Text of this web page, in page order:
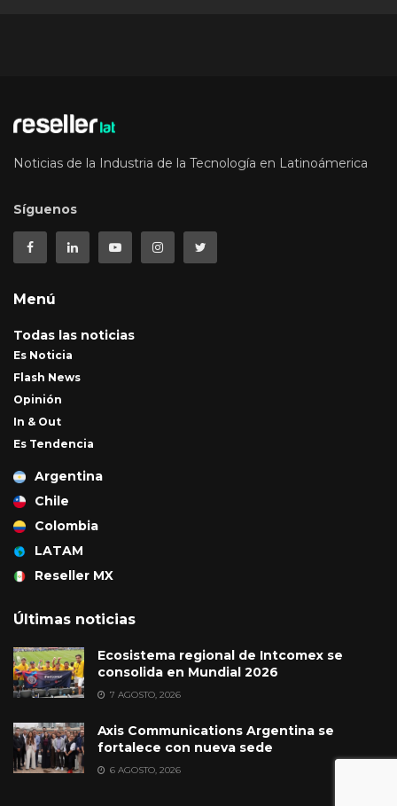
Noticias de la Industria de la Tecnología en Latinoámerica
Síguenos
Menú
Todas las noticias
Es Noticia
Flash News
Opinión
In & Out
Es Tendencia
Argentina
Chile
Colombia
LATAM
Reseller MX
Últimas noticias
Ecosistema regional de Intcomex se
consolida en Mundial 2026
7 AGOSTO, 2026
Axis Communications Argentina se
fortalece con nueva sede
6 AGOSTO, 2026